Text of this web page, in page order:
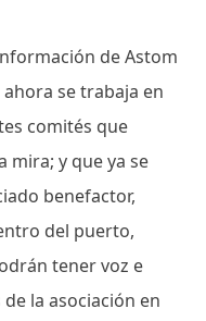
de Astom
se trabaja en
comités que
mira; y que ya se
benefactor,
del puerto,
tener voz e
la asociación en